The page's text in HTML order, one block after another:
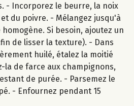
- Incorporez le beurre, la noix
du poivre. - Mélangez jusqu'à
Si besoin, ajoutez un
de lisser la texture). - Dans
huilé, étalez la moitié
la de farce aux champignons,
de purée. - Parsemez le
- Enfournez pendant 15